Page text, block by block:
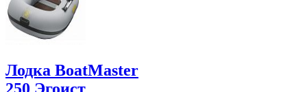
Лодка BoatMaster
250 Эгоист